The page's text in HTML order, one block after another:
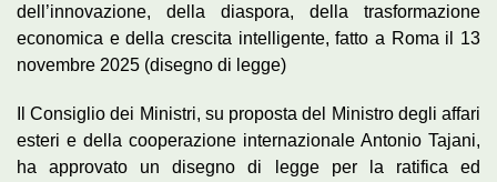
dell’innovazione, della diaspora, della trasformazione
economica e della crescita intelligente, fatto a Roma il 13
novembre 2025 (disegno di legge)
Il Consiglio dei Ministri, su proposta del Ministro degli affari
esteri e della cooperazione internazionale Antonio Tajani,
ha approvato un disegno di legge per la ratifica ed